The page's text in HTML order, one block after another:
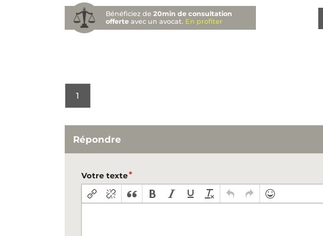
Bénéficiez de20min de consultation
offerte avec un avocat. En profiter
1
Répondre
Votre texte